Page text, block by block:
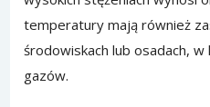
temperatury mają również
środowiskach lub osadach,
gazów.